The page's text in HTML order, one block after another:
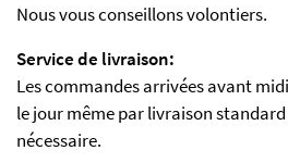
Nous vous conseillons volontiers.
Service de livraison:
Les commandes arrivées avant
le jour même par livraison standard
nécessaire.